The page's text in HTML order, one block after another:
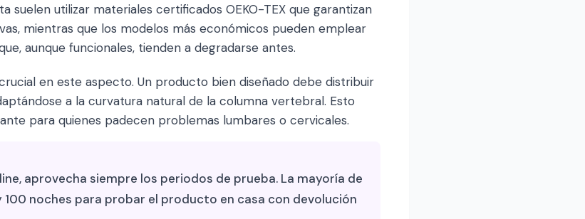
suelen utilizar materiales certificados OEKO-TEX que garantizan
mientras que los modelos más económicos pueden emplear
aunque funcionales, tienden a degradarse antes.
en este aspecto. Un producto bien diseñado debe distribuir
a la curvatura natural de la columna vertebral. Esto
para quienes padecen problemas lumbares o cervicales.
aprovecha siempre los periodos de prueba. La mayoría de
noches para probar el producto en casa con devolución